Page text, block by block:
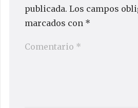
publicada. Los campos
marcados con *